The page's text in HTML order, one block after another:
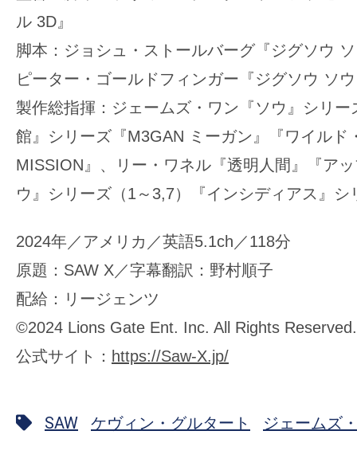
ル 3D』
脚本：ジョシュ・ストールバーグ『ジグソウ
ピーター・ゴールドフィンガー『ジグソウ ソ
製作総指揮：ジェームズ・ワン『ソウ』シリー
館』シリーズ『M3GAN ミーガン』『ワイルド
MISSION』、リー・ワネル『透明人間』『ア
ウ』シリーズ（1～3,7）『インシディアス』シ
2024年／アメリカ／英語5.1ch／118分
原題：SAW X／字幕翻訳：野村順子
配給：リージェンツ
©2024 Lions Gate Ent. Inc. All Rights Reserved.
公式サイト： https://Saw-X.jp/
SAW ケヴィン・グルタート ジェームズ